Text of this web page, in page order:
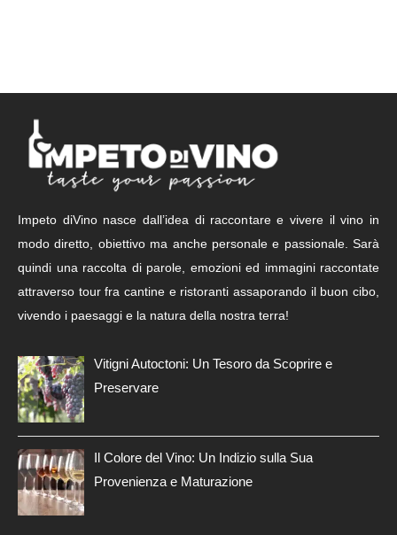
Impeto diVino nasce dall’idea di raccontare e vivere il vino in
modo diretto, obiettivo ma anche personale e passionale. Sarà
quindi una raccolta di parole, emozioni ed immagini raccontate
attraverso tour fra cantine e ristoranti assaporando il buon cibo,
vivendo i paesaggi e la natura della nostra terra!
Vitigni Autoctoni: Un Tesoro da Scoprire e
Preservare
Il Colore del Vino: Un Indizio sulla Sua
Provenienza e Maturazione